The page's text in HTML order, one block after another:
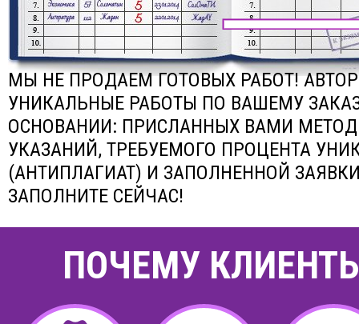
МЫ НЕ ПРОДАЕМ ГОТОВЫХ РАБОТ!
УНИКАЛЬНЫЕ РАБОТЫ ПО ВАШЕМУ
ОСНОВАНИИ: ПРИСЛАННЫХ ВАМИ
УКАЗАНИЙ, ТРЕБУЕМОГО ПРОЦЕНТА
(АНТИПЛАГИАТ) И ЗАПОЛНЕННОЙ
ЗАПОЛНИТЕ СЕЙЧАС!
ПОЧЕМУ